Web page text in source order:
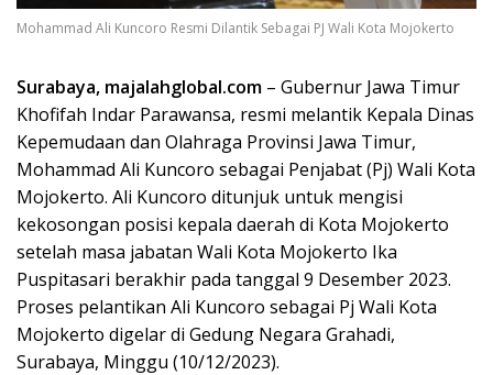
Mohammad Ali Kuncoro Resmi Dilantik Sebagai PJ Wali Kota Mojokerto
Surabaya, majalahglobal.com – Gubernur Jawa Timur
Khofifah Indar Parawansa, resmi melantik Kepala Dinas
Kepemudaan dan Olahraga Provinsi Jawa Timur,
Mohammad Ali Kuncoro sebagai Penjabat (Pj) Wali Kota
Mojokerto. Ali Kuncoro ditunjuk untuk mengisi
kekosongan posisi kepala daerah di Kota Mojokerto
setelah masa jabatan Wali Kota Mojokerto Ika
Puspitasari berakhir pada tanggal 9 Desember 2023.
Proses pelantikan Ali Kuncoro sebagai Pj Wali Kota
Mojokerto digelar di Gedung Negara Grahadi,
Surabaya, Minggu (10/12/2023).